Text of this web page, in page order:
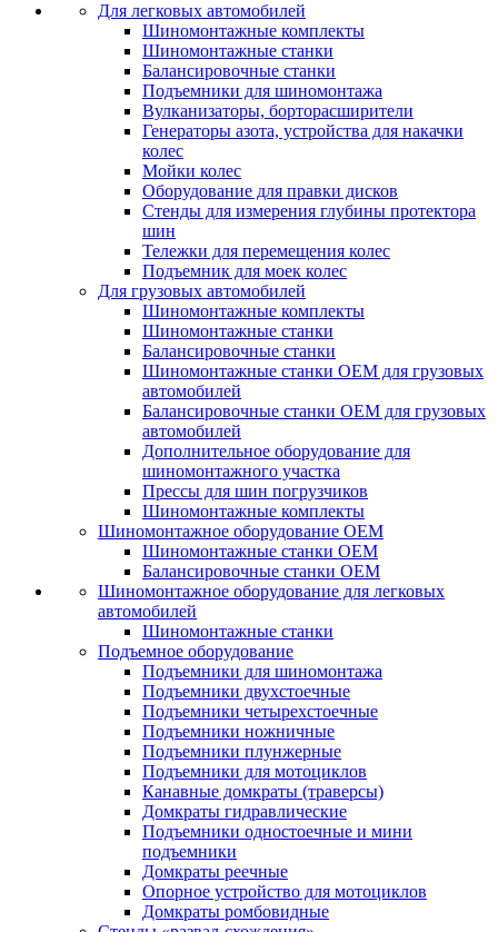
Для легковых автомобилей
Шиномонтажные комплекты
Шиномонтажные станки
Балансировочные станки
Подъемники для шиномонтажа
Вулканизаторы, борторасширители
Генераторы азота, устройства для накачки
колес
Мойки колес
Оборудование для правки дисков
Стенды для измерения глубины протектора
шин
Тележки для перемещения колес
Подъемник для моек колеc
Для грузовых автомобилей
Шиномонтажные комплекты
Шиномонтажные станки
Балансировочные станки
Шиномонтажные станки ОЕМ для грузовых
автомобилей
Балансировочные станки ОЕМ для грузовых
автомобилей
Дополнительное оборудование для
шиномонтажного участка
Прессы для шин погрузчиков
Шиномонтажные комплекты
Шиномонтажное оборудование ОЕМ
Шиномонтажные станки ОЕМ
Балансировочные станки ОЕМ
Шиномонтажное оборудование для легковых
автомобилей
Шиномонтажные станки
Подъемное оборудование
Подъемники для шиномонтажа
Подъемники двухстоечные
Подъемники четырехстоечные
Подъемники ножничные
Подъемники плунжерные
Подъемники для мотоциклов
Канавные домкраты (траверсы)
Домкраты гидравлические
Подъемники одностоечные и мини
подъемники
Домкраты реечные
Опорное устройство для мотоциклов
Домкраты ромбовидные